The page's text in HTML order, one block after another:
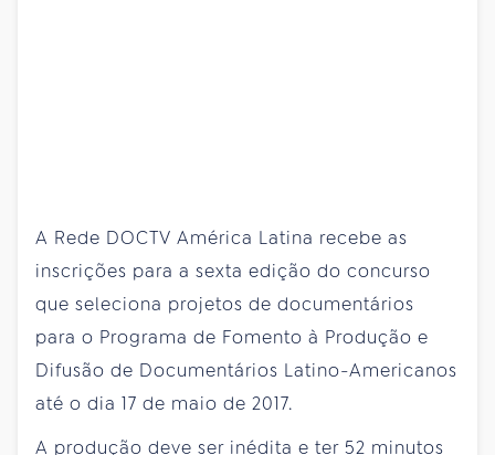
A Rede DOCTV América Latina recebe as
inscrições para a sexta edição do concurso
que seleciona projetos de documentários
para o Programa de Fomento à Produção e
Difusão de Documentários Latino-Americanos
até o dia 17 de maio de 2017.
A produção deve ser inédita e ter 52 minutos